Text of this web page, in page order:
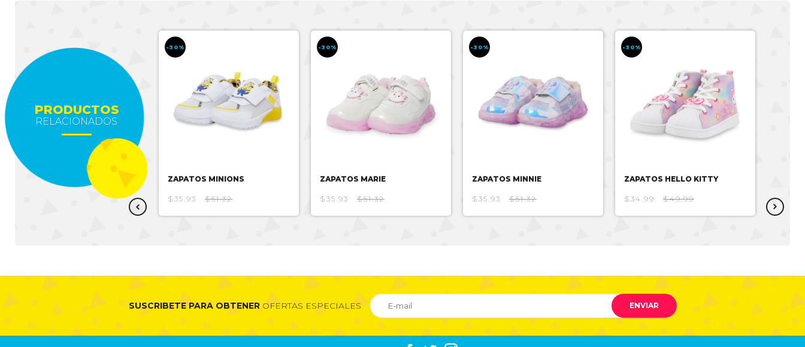
PRODUCTOS
RELACIONADOS
ZAPATOS TRANSFORMERS
-30%
ZAPATOS MINIONS
$35.93 $51.32
-30%
ZAPATOS MARIE
$35.93 $51.32
-30%
ZAPATOS MINNIE
$35.93 $51.32
-30%
ZAPATOS HELLO KITTY
$34.99 $49.99 $35.93
SUSCRIBETE PARA OBTENEROFERTAS ESPECIALES ENVIAR